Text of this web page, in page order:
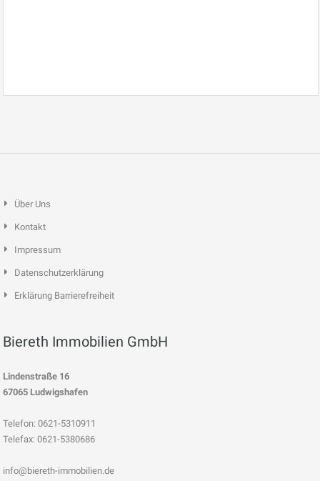
Über Uns
Kontakt
Impressum
Datenschutzerklärung
Erklärung Barrierefreiheit
Biereth Immobilien GmbH
Lindenstraße 16
67065 Ludwigshafen
Telefon: 0621-5310911
Telefax: 0621-5380686
info@biereth-immobilien.de